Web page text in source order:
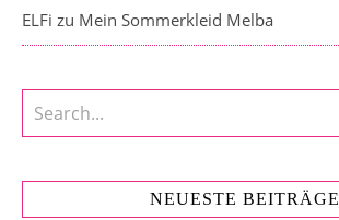
ELFi zu Mein Sommerkleid Melba
NEUESTE BEITRÄGE